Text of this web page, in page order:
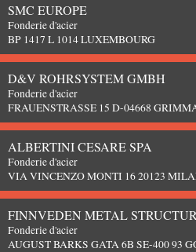
SMC EUROPE
Fonderie d'acier
BP 1417 L 1014 LUXEMBOURG
D&V ROHRSYSTEM GMBH
Fonderie d'acier
FRAUENSTRASSE 15 D-04668
ALBERTINI CESARE SPA
Fonderie d'acier
VIA VINCENZO MONTI 16 20123
FINNVEDEN METAL
Fonderie d'acier
AUGUST BARKS GATA 6B SE-400 93